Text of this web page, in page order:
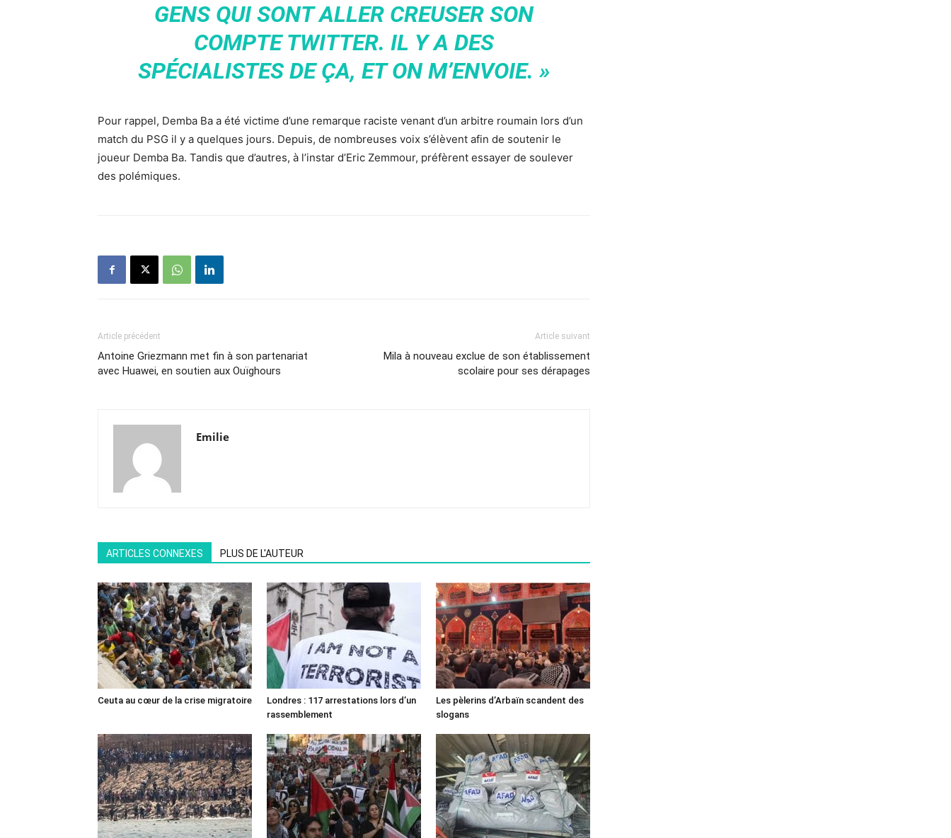
GENS QUI SONT ALLER CREUSER SON
COMPTE TWITTER. IL Y A DES
SPÉCIALISTES DE ÇA, ET ON M’ENVOIE. »
Pour rappel, Demba Ba a été victime d’une remarque raciste venant d’un arbitre roumain lors d’un
match du PSG il y a quelques jours. Depuis, de nombreuses voix s’élèvent afin de soutenir le
joueur Demba Ba. Tandis que d’autres, à l’instar d’Eric Zemmour, préfèrent essayer de soulever
des polémiques.
Article précédent
Antoine Griezmann met fin à son partenariat
avec Huawei, en soutien aux Ouïghours
Article suivant
Mila à nouveau exclue de son établissement
scolaire pour ses dérapages
Emilie
ARTICLES CONNEXES PLUS DE L'AUTEUR
Ceuta au cœur de la crise migratoire
Londres : 117 arrestations lors d’un
rassemblement
Les pèlerins d’Arbaïn scandent des
slogans